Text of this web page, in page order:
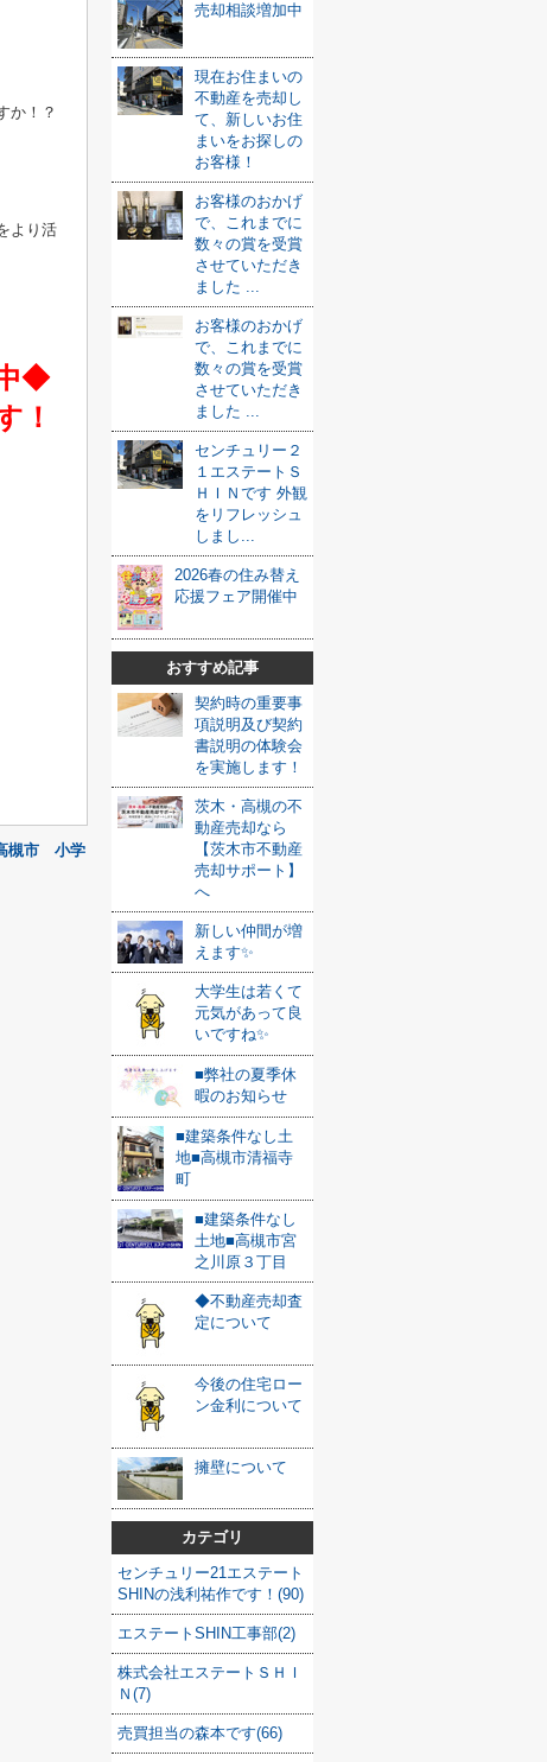
か！？
より活
◆
！
槻市 小学
売却相談増加中
現在お住まいの
不動産を売却し
て、新しいお住
まいをお探しの
お客様！
お客様のおかげ
で、これまでに
数々の賞を受賞
させていただき
ました ...
お客様のおかげ
で、これまでに
数々の賞を受賞
させていただき
ました ...
センチュリー２
１エステートＳ
ＨＩＮです 外観
をリフレッシュ
しまし...
2026春の住み替え
応援フェア開催中
おすすめ記事
契約時の重要事
項説明及び契約
書説明の体験会
を実施します！
茨木・高槻の不
動産売却なら
【茨木市不動産
売却サポート】
へ
新しい仲間が増
えます✨
大学生は若くて
元気があって良
いですね✨
■弊社の夏季休
暇のお知らせ
■建築条件なし土
地■高槻市清福寺
町
■建築条件なし
土地■高槻市宮
之川原３丁目
◆不動産売却査
定について
今後の住宅ロー
ン金利について
擁壁について
カテゴリ
センチュリー21エステート
SHINの浅利祐作です！(90)
エステートSHIN工事部(2)
株式会社エステートＳＨＩ
Ｎ(7)
売買担当の森本です(66)